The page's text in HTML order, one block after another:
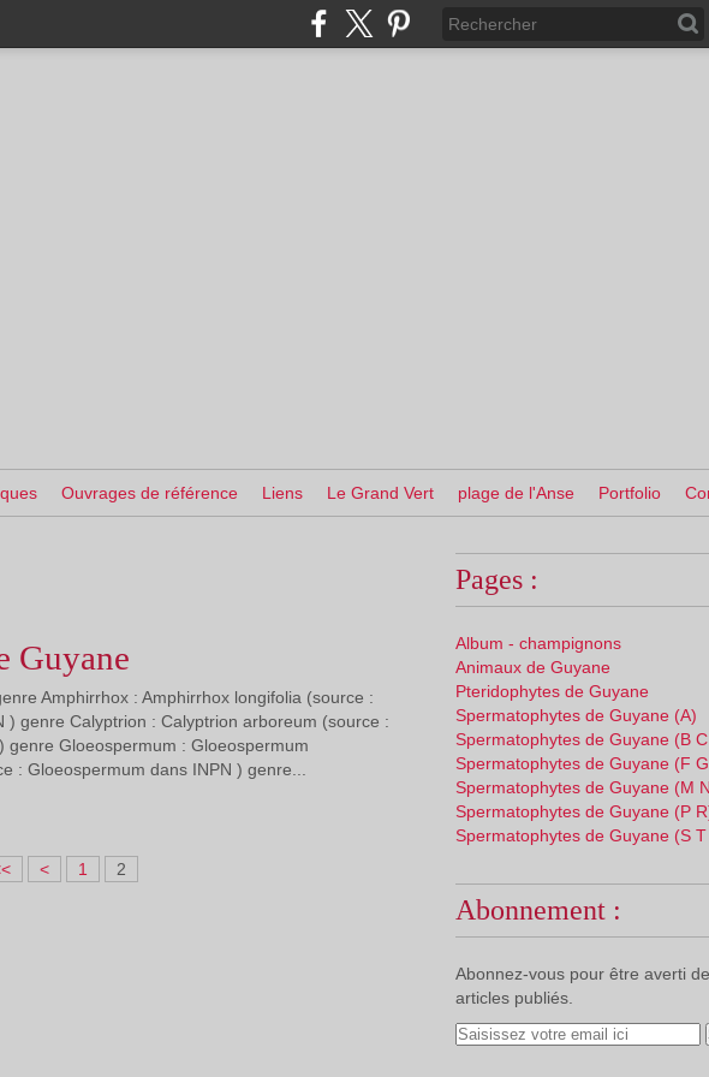
Ouvrages de référence Liens Le Grand Vert plage de l'Anse Portfolio
Guyane
Amphirrhox : Amphirrhox longifolia (source :
) genre Calyptrion : Calyptrion arboreum (source :
genre Gloeospermum : Gloeospermum
: Gloeospermum dans INPN ) genre...
< 1 2
Pages :
Album - champignons
Animaux de Guyane
Pteridophytes de Guyane
Spermatophytes de Guyane (A)
Spermatophytes de Guyane (B
Spermatophytes de Guyane (F
Spermatophytes de Guyane (M
Spermatophytes de Guyane (P
Spermatophytes de Guyane (S
Abonnement :
Abonnez-vous pour être averti
articles publiés.